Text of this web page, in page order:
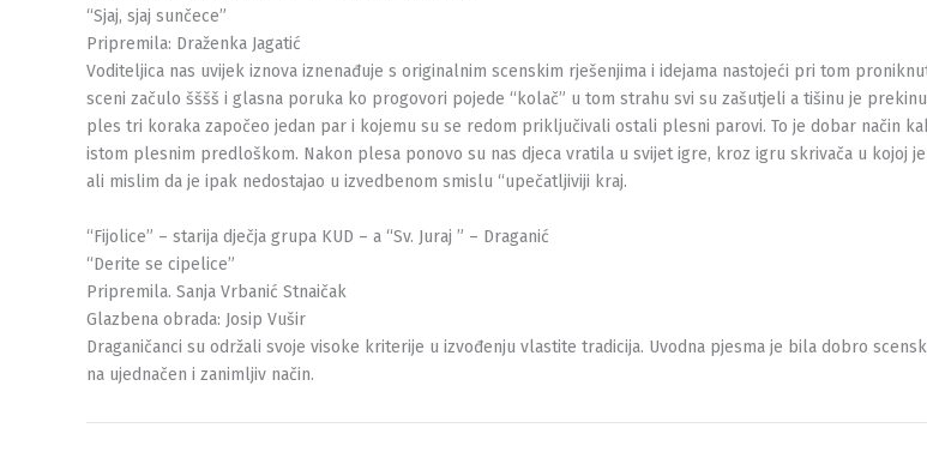
“Sjaj, sjaj sunčece”
Pripremila: Draženka Jagatić
Voditeljica nas uvijek iznova iznenađuje s originalnim scenskim rješenjima i idejama nastojeći pri tom
sceni začulo šššš i glasna poruka ko progovori pojede “kolač” u tom strahu svi su zašutjeli a tišinu je
ples tri koraka započeo jedan par i kojemu su se redom priključivali ostali plesni parovi. To je dobar način
istom plesnim predloškom. Nakon plesa ponovo su nas djeca vratila u svijet igre, kroz igru skrivača u kojoj
ali mislim da je ipak nedostajao u izvedbenom smislu “upečatljiviji kraj.
“Fijolice” – starija dječja grupa KUD – a “Sv. Juraj ” – Draganić
“Derite se cipelice”
Pripremila. Sanja Vrbanić Stnaičak
Glazbena obrada: Josip Vušir
Draganičanci su održali svoje visoke kriterije u izvođenju vlastite tradicija. Uvodna pjesma je bila dobro
na ujednačen i zanimljiv način.